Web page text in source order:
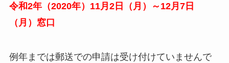
令和2年（2020年）11月2日（月）～12月7日
（月）窓口
例年までは郵送での申請は受け付けていませんで